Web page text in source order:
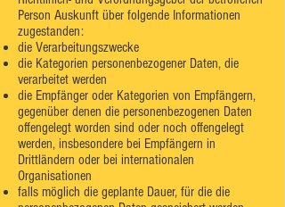
Person Auskunft über folgende Informationen
zugestanden:
die Verarbeitungszwecke
die Kategorien personenbezogener Daten, die
verarbeitet werden
die Empfänger oder Kategorien von Empfängern,
gegenüber denen die personenbezogenen Daten
offengelegt worden sind oder noch offengelegt
werden, insbesondere bei Empfängern in
Drittländern oder bei internationalen
Organisationen
falls möglich die geplante Dauer, für die die